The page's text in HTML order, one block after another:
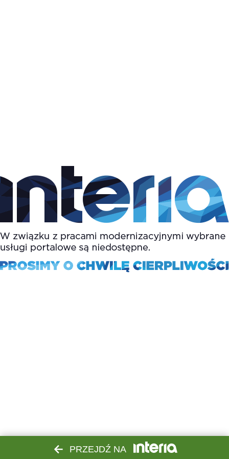
PRZEJDŹ NA